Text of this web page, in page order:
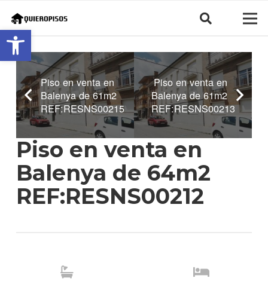
Abrir barra de herramientas
Piso en venta en
Balenya de 61m2
REF:RESNS00215
Piso en venta en
Balenya de 61m2
REF:RESNS00213
Piso en venta en
Balenya de 64m2
REF:RESNS00212